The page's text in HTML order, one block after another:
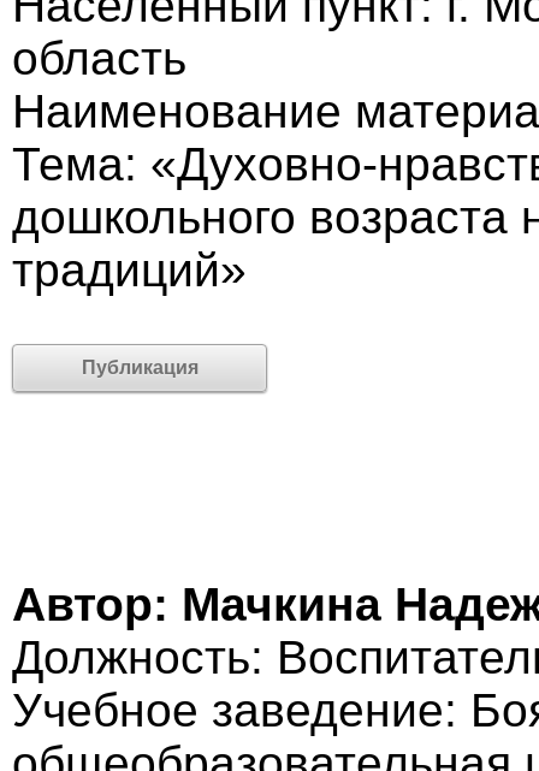
область
Наименование
Тема: «Духовно-
дошкольного возраста
традиций»
Публикация
Автор: Мачкина
Должность:
Учебное заведение: